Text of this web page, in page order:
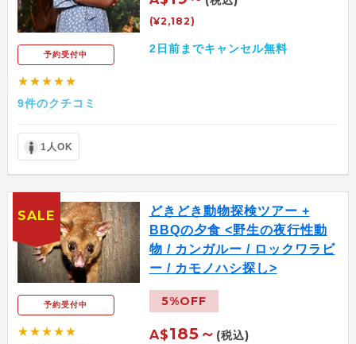
予約受付中
★★★★★
9件のクチコミ
(¥2,182)
2日前までキャンセル無料
1人OK
予約受付中
★★★★★
どきどき動物探検ツアー +
BBQの夕食 <野生の夜行性動
物 / カンガルー / ロックワラビ
ー / カモノハシ探し>
5%OFF
A$185～ (税込)
SALE